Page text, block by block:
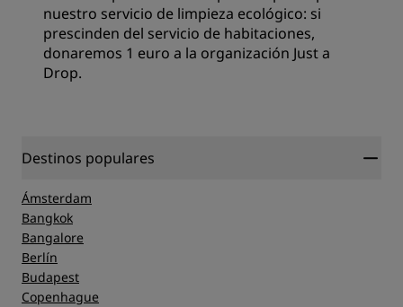
nuestro servicio de limpieza ecológico: si
prescinden del servicio de habitaciones,
donaremos 1 euro a la organización Just a
Drop.
Destinos populares
Ámsterdam
Bangkok
Bangalore
Berlín
Budapest
Copenhague